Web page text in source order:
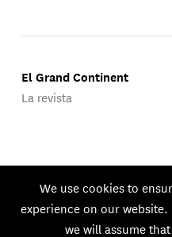
El Grand Continent
La revista
© 2026 GEG. Todos los
We use cookies to
experience on our
we will assume